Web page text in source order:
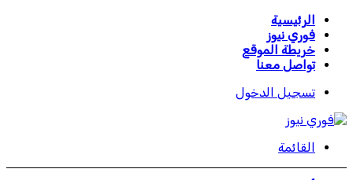
الرئيسية
فوري نيوز
خريطة الموقع
تواصل معنا
تسجيل الدخول
القائمة